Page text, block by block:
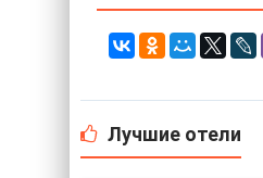
Лучшие отели